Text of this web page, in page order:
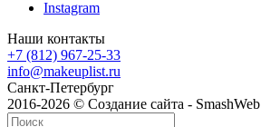
Instagram
Наши контакты
+7 (812) 967-25-33
info@makeuplist.ru
Санкт-Петербург
2016-2026 © Создание сайта - SmashWeb